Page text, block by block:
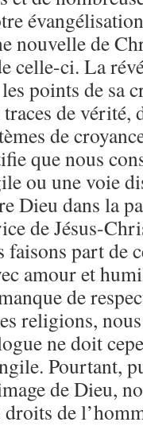
nouvelle de
celle-ci. La
points de sa
de vérité,
de
que nous
ou une voie
Dieu dans la
de Jésus-
part de
amour et
de
religions,
ne doit
Pourtant,
de Dieu,
de